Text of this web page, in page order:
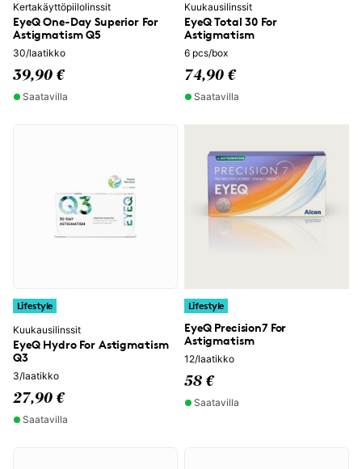
Kertakäyttöpiilolinssit
EyeQ One-Day Superior For
Astigmatism Q5
30/laatikko
39,90 €
Saatavilla
Kuukausilinssit
EyeQ Total 30 For
Astigmatism
6 pcs/box
74,90 €
Saatavilla
Lifestyle
Kuukausilinssit
EyeQ Hydro For Astigmatism
Q3
3/laatikko
27,90 €
Saatavilla
Lifestyle
EyeQ Precision7 For
Astigmatism
12/laatikko
58 €
Saatavilla